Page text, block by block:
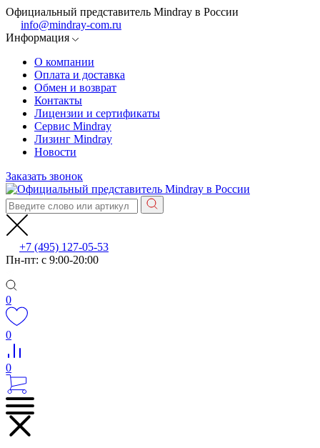
Официальный представитель Mindray в России
info@mindray-com.ru
Информация
О компании
Оплата и доставка
Обмен и возврат
Контакты
Лицензии и сертификаты
Сервис Mindray
Лизинг Mindray
Новости
Заказать звонок
+7 (495) 127-05-53
Пн-пт: с 9:00-20:00
0
0
0